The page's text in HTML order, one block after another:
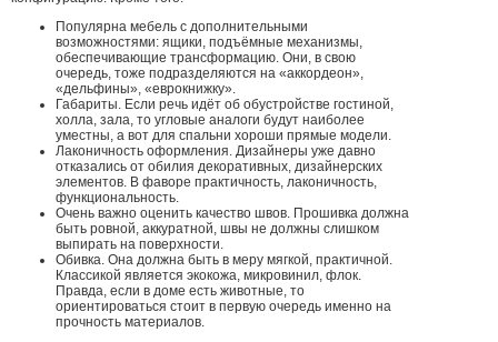
Популярна мебель с дополнительными
возможностями: ящики, подъёмные механизмы,
обеспечивающие трансформацию. Они, в свою
очередь, тоже подразделяются на «аккордеон»,
«дельфины», «еврокнижку».
Габариты. Если речь идёт об обустройстве гостиной,
холла, зала, то угловые аналоги будут наиболее
уместны, а вот для спальни хороши прямые модели.
Лаконичность оформления. Дизайнеры уже давно
отказались от обилия декоративных, дизайнерских
элементов. В фаворе практичность, лаконичность,
функциональность.
Очень важно оценить качество швов. Прошивка должна
быть ровной, аккуратной, швы не должны слишком
выпирать на поверхности.
Обивка. Она должна быть в меру мягкой, практичной.
Классикой является экокожа, микровинил, флок.
Правда, если в доме есть животные, то
ориентироваться стоит в первую очередь именно на
прочность материалов.